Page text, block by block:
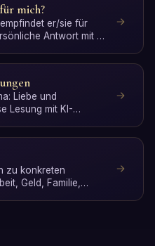
mich?
er/sie für
Antwort mit KI-
Liebe und
Lesung mit KI-
zu konkreten
Geld, Familie,